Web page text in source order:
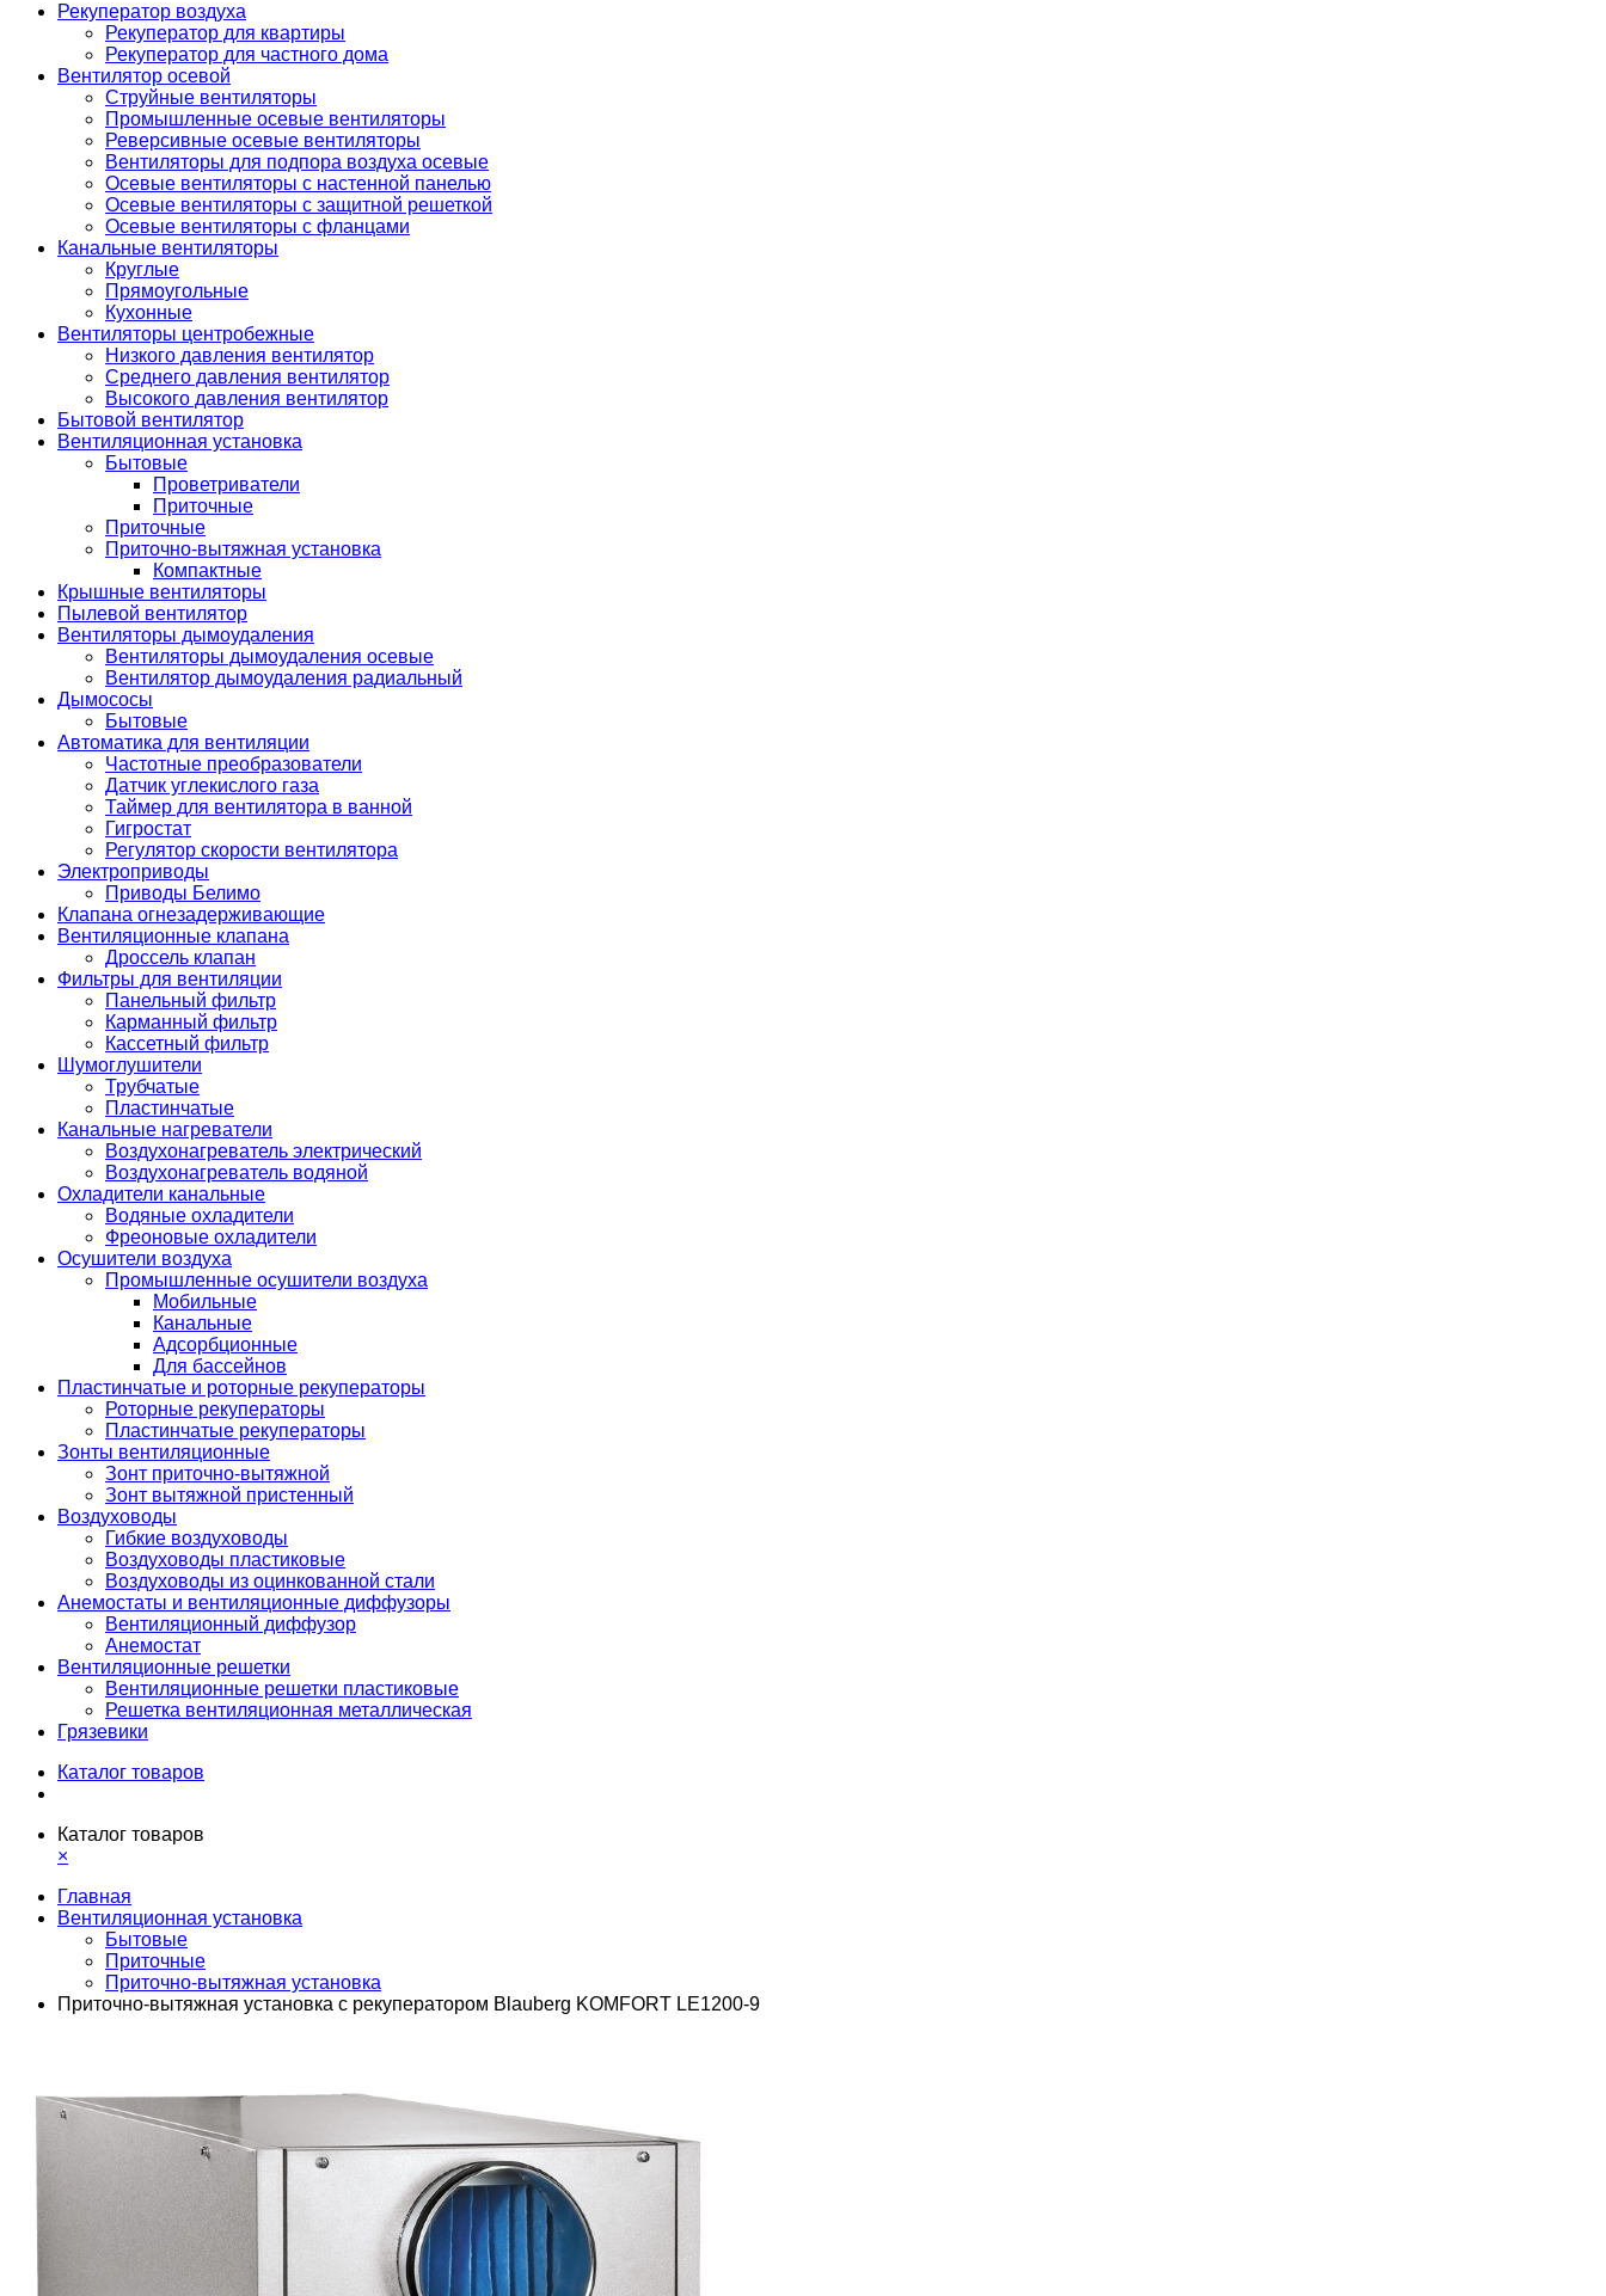
Рекуператор воздуха
Рекуператор для квартиры
Рекуператор для частного дома
Вентилятор осевой
Струйные вентиляторы
Промышленные осевые вентиляторы
Реверсивные осевые вентиляторы
Вентиляторы для подпора воздуха осевые
Осевые вентиляторы с настенной панелью
Осевые вентиляторы с защитной решеткой
Осевые вентиляторы с фланцами
Канальные вентиляторы
Круглые
Прямоугольные
Кухонные
Вентиляторы центробежные
Низкого давления вентилятор
Среднего давления вентилятор
Высокого давления вентилятор
Бытовой вентилятор
Вентиляционная установка
Бытовые
Проветриватели
Приточные
Приточные
Приточно-вытяжная установка
Компактные
Крышные вентиляторы
Пылевой вентилятор
Вентиляторы дымоудаления
Вентиляторы дымоудаления осевые
Вентилятор дымоудаления радиальный
Дымососы
Бытовые
Автоматика для вентиляции
Частотные преобразователи
Датчик углекислого газа
Таймер для вентилятора в ванной
Гигростат
Регулятор скорости вентилятора
Электроприводы
Приводы Белимо
Клапана огнезадерживающие
Вентиляционные клапана
Дроссель клапан
Фильтры для вентиляции
Панельный фильтр
Карманный фильтр
Кассетный фильтр
Шумоглушители
Трубчатые
Пластинчатые
Канальные нагреватели
Воздухонагреватель электрический
Воздухонагреватель водяной
Охладители канальные
Водяные охладители
Фреоновые охладители
Осушители воздуха
Промышленные осушители воздуха
Мобильные
Канальные
Адсорбционные
Для бассейнов
Пластинчатые и роторные рекуператоры
Роторные рекуператоры
Пластинчатые рекуператоры
Зонты вентиляционные
Зонт приточно-вытяжной
Зонт вытяжной пристенный
Воздуховоды
Гибкие воздуховоды
Воздуховоды пластиковые
Воздуховоды из оцинкованной стали
Анемостаты и вентиляционные диффузоры
Вентиляционный диффузор
Анемостат
Вентиляционные решетки
Вентиляционные решетки пластиковые
Решетка вентиляционная металлическая
Грязевики
Каталог товаров
Каталог товаров
×
Главная
Вентиляционная установка
Бытовые
Приточные
Приточно-вытяжная установка
Приточно-вытяжная установка с рекуператором Blauberg KOMFORT LE1200-9